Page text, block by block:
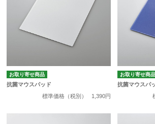
お取り寄せ商品
抗菌マウスパッド
標準価格（税別）
1,390円
お取り寄せ商品
抗菌マウスパ